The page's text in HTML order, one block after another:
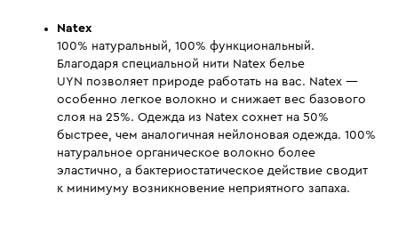
Natex
100% натуральный, 100% функциональный.
Благодаря специальной нити Natex белье
UYN позволяет природе работать на вас. Natex —
особенно легкое волокно и снижает вес базового
слоя на 25%. Одежда из Natex сохнет на 50%
быстрее, чем аналогичная нейлоновая одежда. 100%
натуральное органическое волокно более
эластично, а бактериостатическое действие сводит
к минимуму возникновение неприятного запаха.